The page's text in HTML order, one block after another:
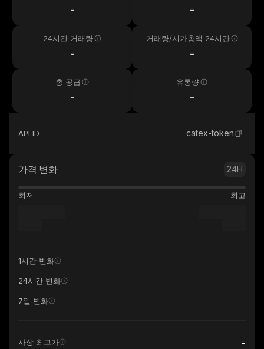
- -
24시간 거래량
-
거래량/시가총액 24시간
-
총 공급
-
유통량
-
API ID catex-token
가격 변화 24H
최저 최고
1시간 변화
24시간 변화
7일 변화
사상 최고가 -